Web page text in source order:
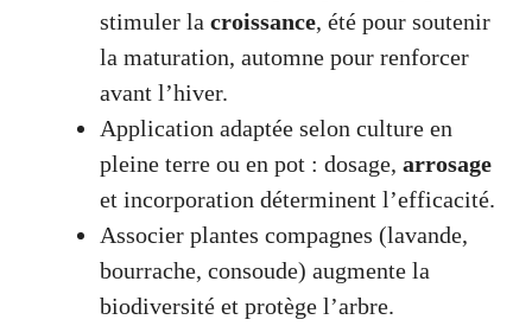
stimuler la croissance, été pour soutenir
la maturation, automne pour renforcer
avant l’hiver.
Application adaptée selon culture en
pleine terre ou en pot : dosage, arrosage
et incorporation déterminent l’efficacité.
Associer plantes compagnes (lavande,
bourrache, consoude) augmente la
biodiversité et protège l’arbre.